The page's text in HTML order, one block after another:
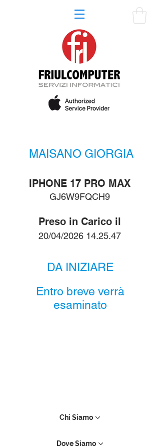
MAISANO GIORGIA
GJ6W9FQCH9
IPHONE 17 PRO MAX
Preso in Carico il
20/04/2026 14.25.47
DA INIZIARE
Entro breve verrà
esaminato
Chi Siamo
Dove Siamo